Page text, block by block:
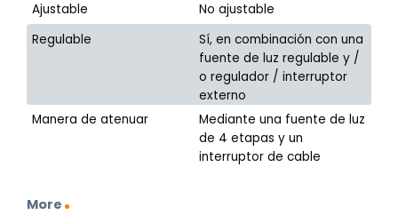
Ajustable
No ajustable
Regulable
Sí, en combinación con una
fuente de luz regulable y /
o regulador / interruptor
externo
Manera de atenuar
Mediante una fuente de luz
de 4 etapas y un
interruptor de cable
More